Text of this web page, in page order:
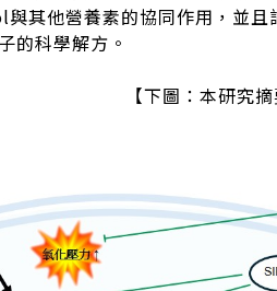
其他營養素的協同作用，並且
的科學解方。
【下圖：本研究摘